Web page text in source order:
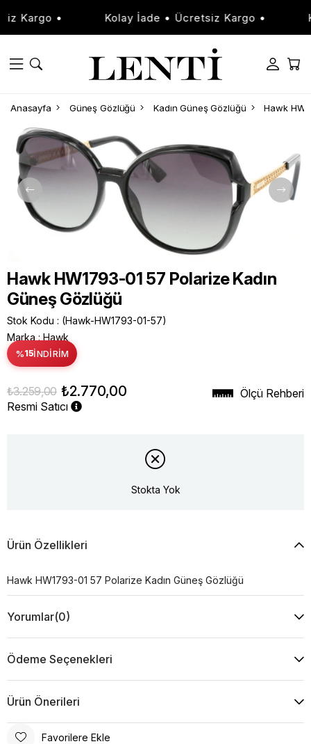
Kargo • Kolay İade • Ücretsiz Kargo •
Anasayfa Güneş Gözlüğü Kadın Güneş Gözlüğü Hawk
Hawk HW1793-01 57 Polarize Kadın
Güneş Gözlüğü
Stok Kodu
(Hawk-HW1793-01-57)
Marka : Hawk
%15İNDIRIM
₺3.259,00 ₺2.770,00
Resmi Satıcı
Ölçü Rehberi
Stokta Yok
Ürün Özellikleri
Hawk HW1793-01 57 Polarize Kadın Güneş Gözlüğü
Yorumlar(0)
Ödeme Seçenekleri
Ürün Önerileri
Favorilere Ekle